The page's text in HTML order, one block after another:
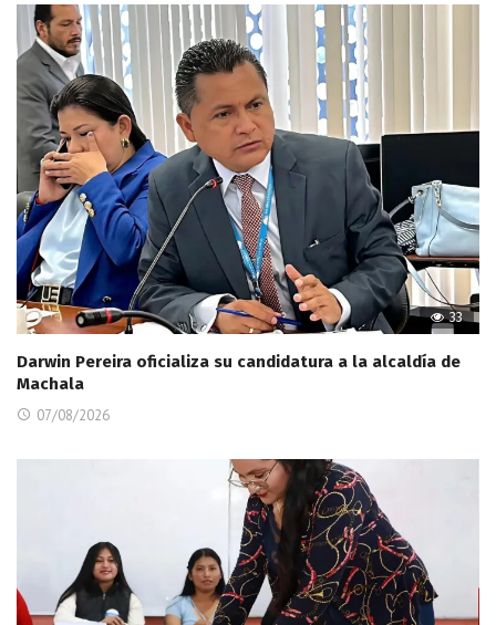
33
Darwin Pereira oficializa su candidatura a la alcaldía de
Machala
07/08/2026